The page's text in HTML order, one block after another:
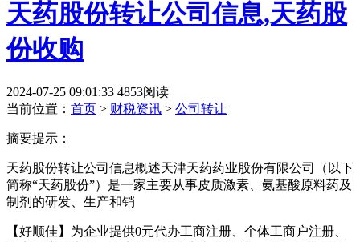
天药股份转让公司信息,天药股
份收购
2024-07-25 09:01:33 4853阅读
当前位置： 首页 > 财税资讯 > 公司转让
摘要提示：
天药股份转让公司信息概述天津天药药业股份有限公司（以下
简称“天药股份”）是一家主要从事皮质激素、氨基酸原料药及
制剂的研发、生产和销
【好顺佳】为企业提供0元代办工商注册、个体工商户注册、